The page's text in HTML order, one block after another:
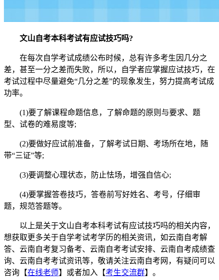
文山自考本科考试有应试技巧吗?
在每次自学考试成绩公布时候，总有许多考生因几分之
差，甚至一分之差而失败，所以，自学者应掌握应试技巧，在
考试过程中尽量避免“几分之差”的现象发生，努力提高考试成
功率。
(1)要了解课程命题信息，了解命题的原则与要求、题
型、试卷的难易度等;
(2)要做好应试前准备，了解考试日期、考场所在地，随
带“三证”等;
(3)要调整心理状态，防止怯场，增强自信心;
(4)要掌握答卷技巧，答卷前写好姓名、考号，仔细审
题，规范答题等。
以上是关于文山自考本科考试有应试技巧吗的相关内容，
想获取更多关于自学考试考学历的相关资讯，如云南自考解
答、云南自考复习备考、云南自考考试安排、云南自考成绩查
询、云南自考考试资讯等，敬请关注云南自考网，有疑问可以
咨询【在线老师】或者加入【考生交流群】。